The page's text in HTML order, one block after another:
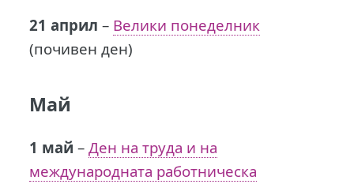
21 април – Велики понеделник
(почивен ден)
Май
1 май–Ден на труда и на
международната работническа